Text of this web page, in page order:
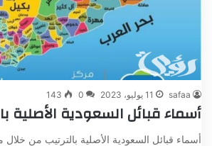
safaa 11 يوليو، 2023 0
143
أسماء قبائل السعودية الأصلية
أسماء قبائل السعودية الأصلية بالترتيب من